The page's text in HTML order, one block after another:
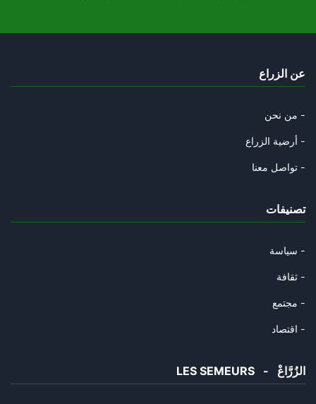
عن الزراع
من نحن -
أرضية الزراع -
تواصل معنا -
تصنيفات
سياسة -
ثقافة -
مجتمع -
اقتصاد -
LES SEMEURS - الزُرَّاعْ